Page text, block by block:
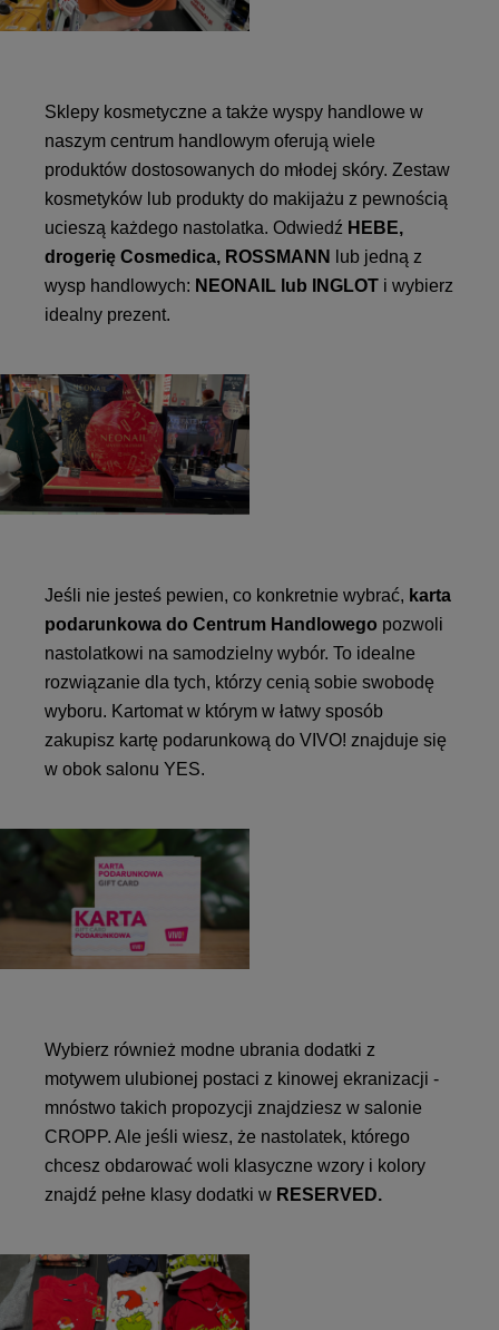
Sklepy kosmetyczne a także wyspy handlowe w
naszym centrum handlowym oferują wiele
produktów dostosowanych do młodej skóry. Zestaw
kosmetyków lub produkty do makijażu z pewnością
ucieszą każdego nastolatka. Odwiedź HEBE,
drogerię Cosmedica, ROSSMANN
lub jedną z
wysp handlowych: NEONAIL lub INGLOT i wybierz
idealny prezent.
Jeśli nie jesteś pewien, co konkretnie wybrać, karta
podarunkowa do Centrum Handlowego pozwoli
nastolatkowi na samodzielny wybór. To idealne
rozwiązanie dla tych, którzy cenią sobie swobodę
wyboru. Kartomat w którym w łatwy sposób
zakupisz kartę podarunkową do VIVO! znajduje się
w obok salonu YES.
Wybierz również modne ubrania dodatki z
motywem ulubionej postaci z kinowej ekranizacji -
mnóstwo takich propozycji znajdziesz w salonie
CROPP. Ale jeśli wiesz, że nastolatek, którego
chcesz obdarować woli klasyczne wzory i kolory
znajdź pełne klasy dodatki w RESERVED.